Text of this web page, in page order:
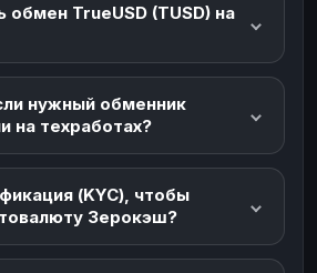
обмен TrueUSD (TUSD) на
нужный обменник
на техработах?
(KYC), чтобы
Зерокэш?